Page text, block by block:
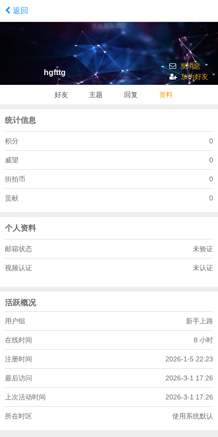
返回
点击重新加载
hgfttg
发消息
加为好友
好友 主题 回复 资料
统计信息
积分 0
威望 0
街拍币 0
贡献 0
个人资料
邮箱状态 未验证
视频认证 未认证
活跃概况
用户组 新手上路
在线时间 8 小时
注册时间 2026-1-5 22:23
最后访问 2026-3-1 17:26
上次活动时间 2026-3-1 17:26
所在时区 使用系统默认